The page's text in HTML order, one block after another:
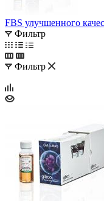
FBS улучшенного
Фильтр
Фильтр